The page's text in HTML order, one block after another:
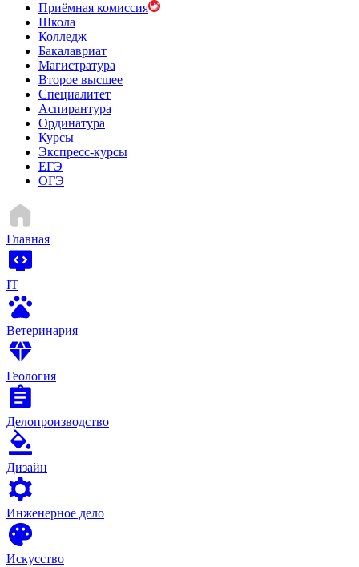
Приёмная комиссия
Школа
Колледж
Бакалавриат
Магистратура
Второе высшее
Специалитет
Аспирантура
Ординатура
Курсы
Экспресс-курсы
ЕГЭ
ОГЭ
Главная
IT
Ветеринария
Геология
Делопроизводство
Дизайн
Инженерное дело
Искусство